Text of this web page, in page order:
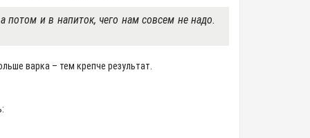
и в напиток, чего нам совсем не надо.
варка – тем крепче результат.